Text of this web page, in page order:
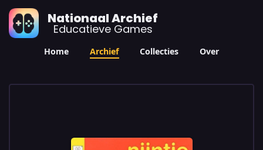
Nationaal Archief
Educatieve Games
Home Archief Collecties Over